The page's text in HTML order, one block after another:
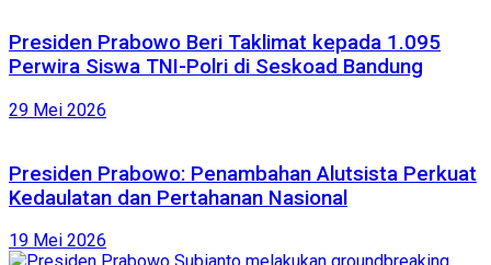
Presiden Prabowo Beri Taklimat kepada 1.095
Perwira Siswa TNI-Polri di Seskoad Bandung
29 Mei 2026
Presiden Prabowo: Penambahan Alutsista Perkuat
Kedaulatan dan Pertahanan Nasional
19 Mei 2026